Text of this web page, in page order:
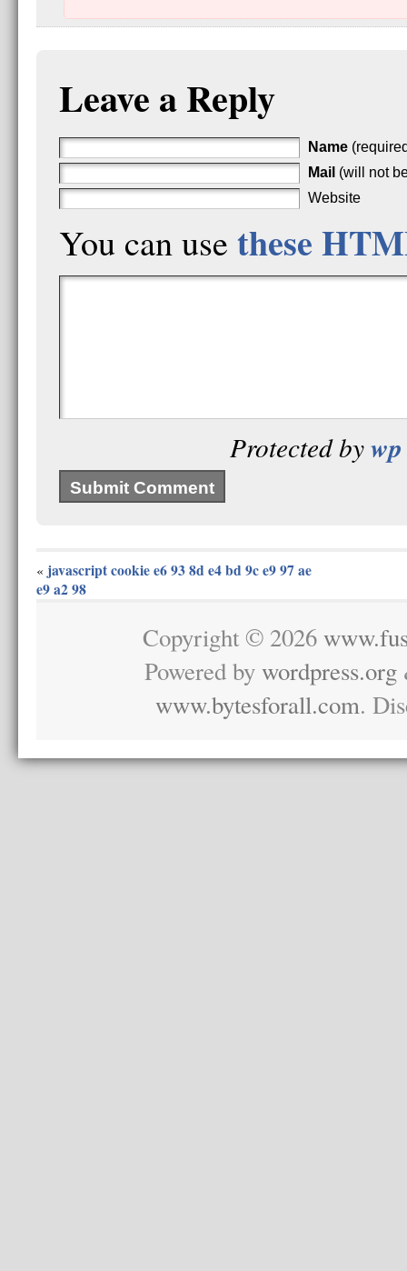
Leave a Reply
Name
Mail (will not
Website
You can use these
Protected by
« javascript cookie e6 93 8d e4 bd 9c e9 97 ae
e9 a2 98
Copyright © 2026
Powered bywordpress.org
www.bytesforall.com.